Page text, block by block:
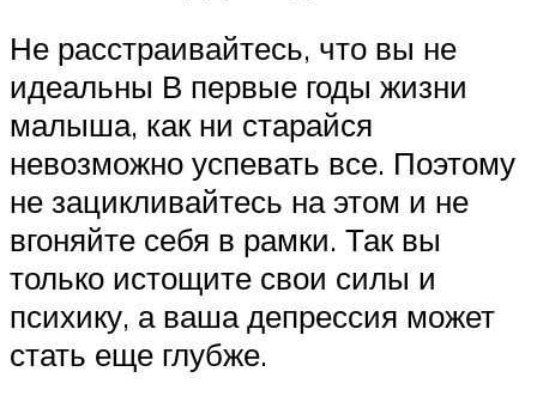
Не расстраивайтесь, что вы не
идеальны В первые годы жизни
малыша, как ни старайся
невозможно успевать все. Поэтому
не зацикливайтесь на этом и не
вгоняйте себя в рамки. Так вы
только истощите свои силы и
психику, а ваша депрессия может
стать еще глубже.